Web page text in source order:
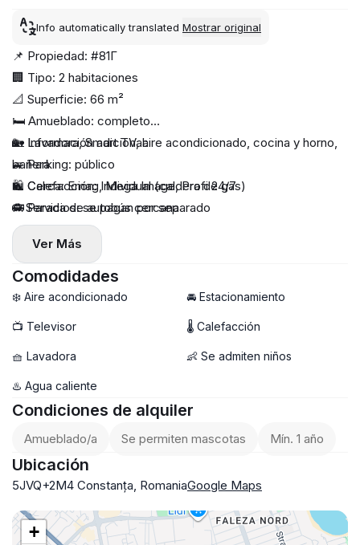
Info automatically translated Mostrar original
📌 Propiedad: #81Г
🏢 Tipo: 2 habitaciones
📐 Superficie: 66 m²
🛏 Amueblado: completo
🏡 Lavadora, Smart TV, aire acondicionado, cocina y horno,
bañera
🔥 Calefacción: Individual (caldera de gas)
♻️ Servicios: se pagan por separado
🧸 Con niños: sí
🐾 Con mascotas: a consultar
📦 Duración mínima del alquiler: 12 meses (contrato ANAF)
🔐 Depósito: 1 mes
💸 Precio: 600€ / mes
💫 Información adicional:
🚙 Parking: público
🛍️ Cerca: Emag, Mega Image, Profi 24/7
🚌 Parada de autobús cercana
Ver Más
Comodidades
❄️ Aire acondicionado 🚘 Estacionamiento
📺 Televisor 🌡 Calefacción
🧺 Lavadora 👶 Se admiten niños
♨️ Agua caliente
Condiciones de alquiler
Amueblado/a Se permiten mascotas Mín. 1 año
Ubicación
5JVQ+2M4 Constanța, RomaniaGoogle Maps
+